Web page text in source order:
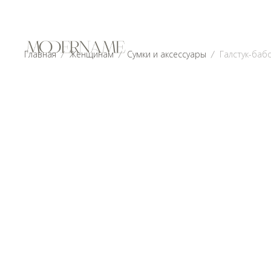
Главная Женщинам Сумки и аксессуары Галстук-